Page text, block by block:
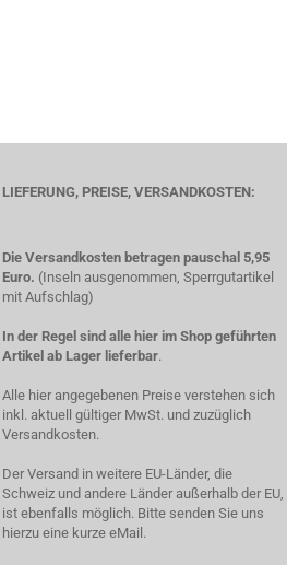
LIEFERUNG, PREISE, VERSANDKOSTEN:
Die Versandkosten betragen pauschal 5,95
Euro. (Inseln ausgenommen, Sperrgutartikel
mit Aufschlag)
In der Regel sind alle hier im Shop geführten
Artikel ab Lager lieferbar.
Alle hier angegebenen Preise verstehen sich
inkl. aktuell gültiger MwSt. und zuzüglich
Versandkosten.
Der Versand in weitere EU-Länder, die
Schweiz und andere Länder außerhalb der EU,
ist ebenfalls möglich. Bitte senden Sie uns
hierzu eine kurze eMail.